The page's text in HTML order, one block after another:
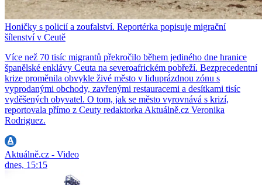
Honičky s policií a zoufalství. Reportérka popisuje migrační
šílenství v Ceutě
Více než 70 tisíc migrantů překročilo během jediného dne hranice
španělské enklávy Ceuta na severoafrickém pobřeží. Bezprecedentní
krize proměnila obvykle živé město v liduprázdnou zónu s
vyprodanými obchody, zavřenými restauracemi a desítkami tisíc
vyděšených obyvatel. O tom, jak se město vyrovnává s krizí,
reportovala přímo z Ceuty redaktorka Aktuálně.cz Veronika
Rodriguez.
Aktuálně.cz - Video
dnes, 15:15